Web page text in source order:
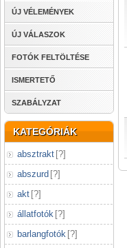
ÚJ VÉLEMÉNYEK
ÚJ VÁLASZOK
FOTÓK FELTÖLTÉSE
ISMERTETŐ
SZABÁLYZAT
KATEGÓRIÁK
absztrakt [?]
abszurd [?]
akt [?]
állatfotók [?]
barlangfotók [?]